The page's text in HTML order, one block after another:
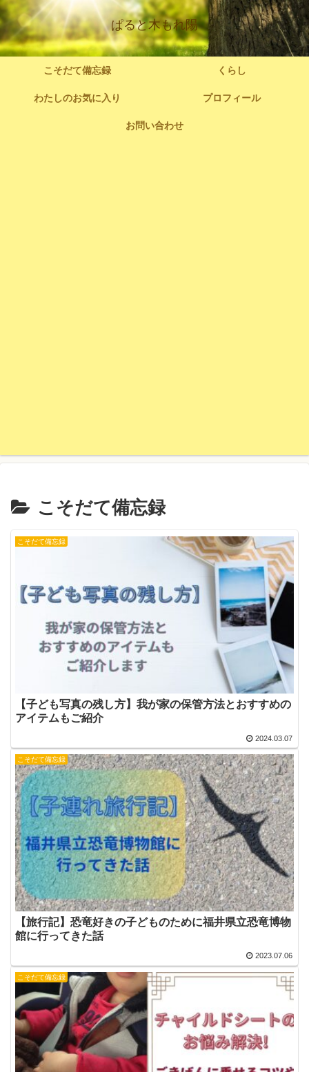
ぱると木もれ陽
こそだて備忘録 くらし
わたしのお気に入り プロフィール
お問い合わせ
こそだて備忘録
こそだて備忘録
【子ども写真の残し方】我が家の保管方法とおすすめの
アイテムもご紹介
2024.03.07
こそだて備忘録
【旅行記】恐竜好きの子どものために福井県立恐竜博物
館に行ってきた話
2023.07.06
こそだて備忘録